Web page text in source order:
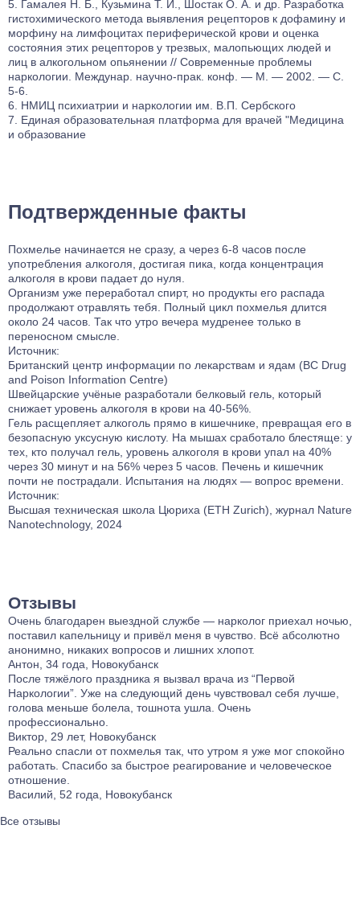
восстановление.
Гамалея Н. Б., Кузьмина Т. И., Шостак О. А. и др. Разработка
гистохимического метода выявления рецепторов к дофамину и
морфину на лимфоцитах периферической крови и оценка
состояния этих рецепторов у трезвых, малопьющих людей и
лиц в алкогольном опьянении // Современные проблемы
наркологии. Междунар. научно-прак. конф. — М. — 2002. — С.
5-6.
НМИЦ психиатрии и наркологии им. В.П. Сербского
Единая образовательная платформа для врачей "Медицина
и образование
Подтвержденные факты
Похмелье начинается не сразу, а через 6-8 часов после
употребления алкоголя, достигая пика, когда концентрация
алкоголя в крови падает до нуля.
Организм уже переработал спирт, но продукты его распада
продолжают отравлять тебя. Полный цикл похмелья длится
около 24 часов. Так что утро вечера мудренее только в
переносном смысле.
Источник:
Британский центр информации по лекарствам и ядам (BC Drug
and Poison Information Centre)
Швейцарские учёные разработали белковый гель, который
снижает уровень алкоголя в крови на 40-56%.
Гель расщепляет алкоголь прямо в кишечнике, превращая его в
безопасную уксусную кислоту. На мышах сработало блестяще: у
тех, кто получал гель, уровень алкоголя в крови упал на 40%
через 30 минут и на 56% через 5 часов. Печень и кишечник
почти не пострадали. Испытания на людях — вопрос времени.
Источник:
Высшая техническая школа Цюриха (ETH Zurich), журнал Nature
Nanotechnology, 2024
Отзывы
Очень благодарен выездной службе — нарколог приехал ночью,
поставил капельницу и привёл меня в чувство. Всё абсолютно
анонимно, никаких вопросов и лишних хлопот.
Антон, 34 года, Новокубанск
После тяжёлого праздника я вызвал врача из “Первой
Наркологии”. Уже на следующий день чувствовал себя лучше,
голова меньше болела, тошнота ушла. Очень
профессионально.
Виктор, 29 лет, Новокубанск
Реально спасли от похмелья так, что утром я уже мог спокойно
работать. Спасибо за быстрое реагирование и человеческое
отношение.
Василий, 52 года, Новокубанск
Все отзывы